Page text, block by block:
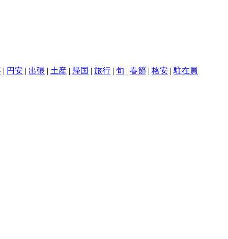
| 円安 | 出張 | 土産 | 帰国 | 旅行 | 旬 | 春節 | 格安 | 駐在員